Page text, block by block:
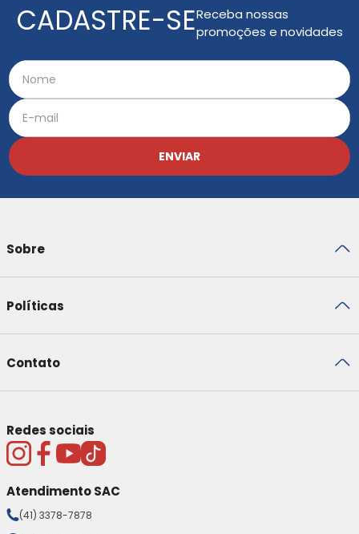
CADASTRE-SEReceba nossas
promoções e novidades
ENVIAR
Sobre
Políticas
Contato
Redes sociais
Atendimento SAC
(41) 3378-7878